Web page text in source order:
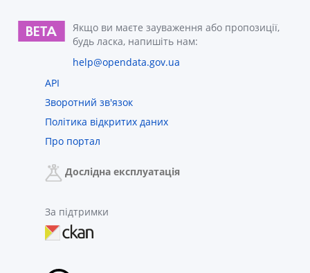
Якщо ви маєте зауваження або пропозиції,
будь ласка, напишіть нам:
help@opendata.gov.ua
API
Зворотний зв'язок
Політика відкритих даних
Про портал
Дослідна експлуатація
За підтримки